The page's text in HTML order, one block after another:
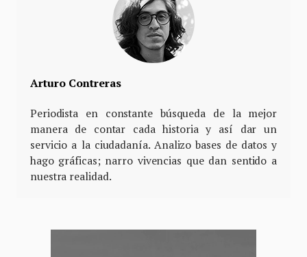
Arturo Contreras
Periodista en constante búsqueda de la mejor
manera de contar cada historia y así dar un
servicio a la ciudadanía. Analizo bases de datos y
hago gráficas; narro vivencias que dan sentido a
nuestra realidad.